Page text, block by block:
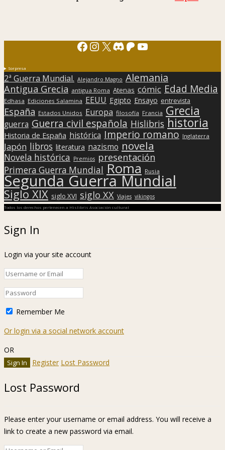
Facebook
Instagram
X Discord
Patreon
YouTube
Sorpresa
2ª Guerra Mundial. Alejandro Magno Alemania
Antigua Grecia antigua Roma Atenas cómic Edad Media
Edhasa Ediciones Salamina EEUU Egipto Ensayo entrevista
España Estados Unidos Europa filosofía Francia Grecia
guerra Guerra civil española Hislibris historia
Historia de España histórica Imperio romano Inglaterra
Japón libros literatura nazismo novela
Novela histórica Premios presentación
Primera Guerra Mundial Roma Rusia
Segunda Guerra Mundial
Siglo XIX siglo XVI siglo XX Viajes vikingos
Todos los derechos pertenecen a Hislibris Asociación cultural
Sign In
Login via your site account
Remember Me
Or login via a social network account
OR
Register Lost Password
Lost Password
Please enter your username or email address. You will receive a
link to create a new password via email.